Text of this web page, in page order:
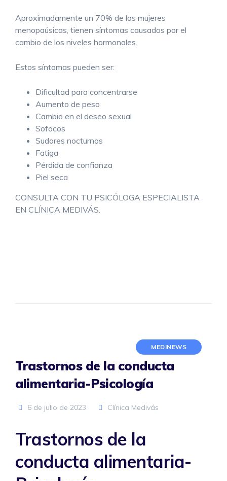
Aproximadamente un 70% de las mujeres
menopaúsicas, tienen síntomas causados por el
cambio de los niveles hormonales.
Estos síntomas pueden ser:
Dificultad para concentrarse
Aumento de peso
Cambio en el deseo sexual
Sofocos
Sudores nocturnos
Fatiga
Pérdida de confianza
Piel seca
CONSULTA CON TU PSICÓLOGA ESPECIALISTA
EN CLÍNICA MEDIVÁS.
MEDINEWS
Trastornos de la conducta
alimentaria-Psicología
6 de julio de 2023 Clínica Medivás
Trastornos de la
conducta alimentaria-